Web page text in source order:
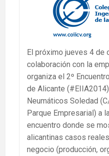
El próximo jueves 4 de
colaboración con la
organiza el 2º
de Alicante
Neumáticos Soledad
Parque Empresarial) a
encuentro donde se
alicantinas casos
negocio (producción,